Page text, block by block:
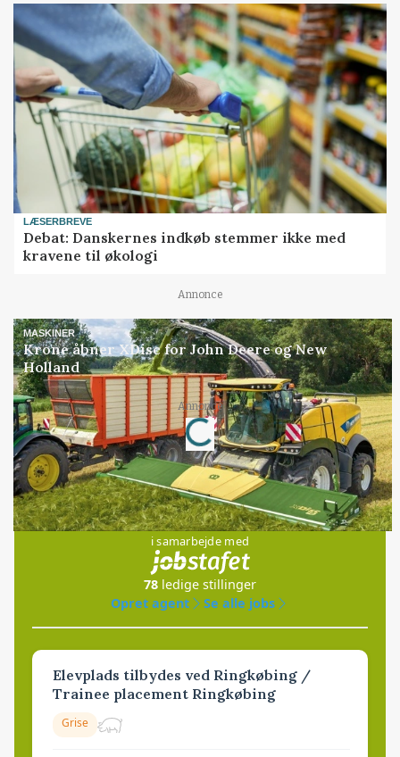
LÆSERBREVE
Debat: Danskernes indkøb stemmer ikke med
kravene til økologi
Annonce
MASKINER
Krone åbner XDisc for John Deere og New
Holland
Annonce
Loading...
Jobs
i samarbejde med
78 ledige stillinger
Opret agent
Se alle jobs
Elevplads tilbydes ved Ringkøbing /
Trainee placement Ringkøbing
Grise